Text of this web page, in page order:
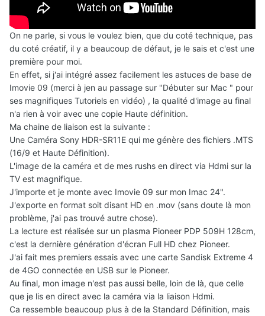
On ne parle, si vous le voulez bien, que du coté technique, pas
du coté créatif, il y a beaucoup de défaut, je le sais et c'est une
première pour moi.
En effet, si j'ai intégré assez facilement les astuces de base de
Imovie 09 (merci à jen au passage sur "Débuter sur Mac " pour
ses magnifiques Tutoriels en vidéo) , la qualité d'image au final
n'a rien à voir avec une copie Haute définition.
Ma chaine de liaison est la suivante :
Une Caméra Sony HDR-SR11E qui me génère des fichiers .MTS
(16/9 et Haute Définition).
L'image de la caméra et de mes rushs en direct via Hdmi sur la
TV est magnifique.
J'importe et je monte avec Imovie 09 sur mon Imac 24".
J'exporte en format soit disant HD en .mov (sans doute là mon
problème, j'ai pas trouvé autre chose).
La lecture est réalisée sur un plasma Pioneer PDP 509H 128cm,
c'est la dernière génération d'écran Full HD chez Pioneer.
J'ai fait mes premiers essais avec une carte Sandisk Extreme 4
de 4GO connectée en USB sur le Pioneer.
Au final, mon image n'est pas aussi belle, loin de là, que celle
que je lis en direct avec la caméra via la liaison Hdmi.
Ca ressemble beaucoup plus à de la Standard Définition, mais